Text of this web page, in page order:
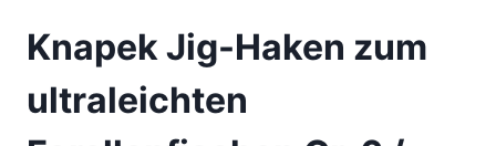
Knapek Jig-Haken zum
ultraleichten